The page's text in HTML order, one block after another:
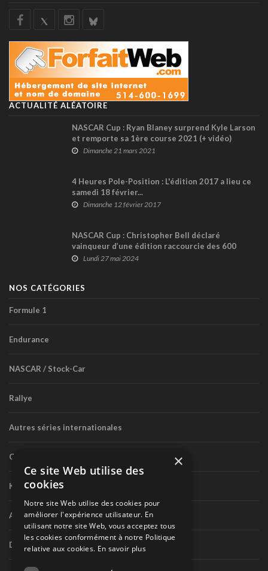
ACTUALITÉ ALÉATOIRE
NASCAR Cup : Ryan Blaney surprend Kyle Larson
et remporte sa 1ère course 2021 (+ vidéo)
Dimanche 21 mars 2021
4 Heures Pole-Position : L'édition 2017 a lieu ce
samedi 18 février...
Dimanche 12 février 2017
NASCAR Cup : Christopher Bell déclaré
vainqueur d’une édition raccourcie des 600
milles de Charlotte
Lundi 27 mai 2024
NOS CATÉGORIES
Formule 1
Endurance
NASCAR / Stock-Car
Rallye
Autres séries internationales
Circuit routier canadien
Karting
Autres séries nationales
Divers
×
Ce site Web utilise des
cookies
Notre site Web utilise des cookies pour
améliorer l'expérience utilisateur. En
utilisant notre site Web, vous acceptez tous
les cookies conformément à notre Politique
relative aux cookies. En savoir plus